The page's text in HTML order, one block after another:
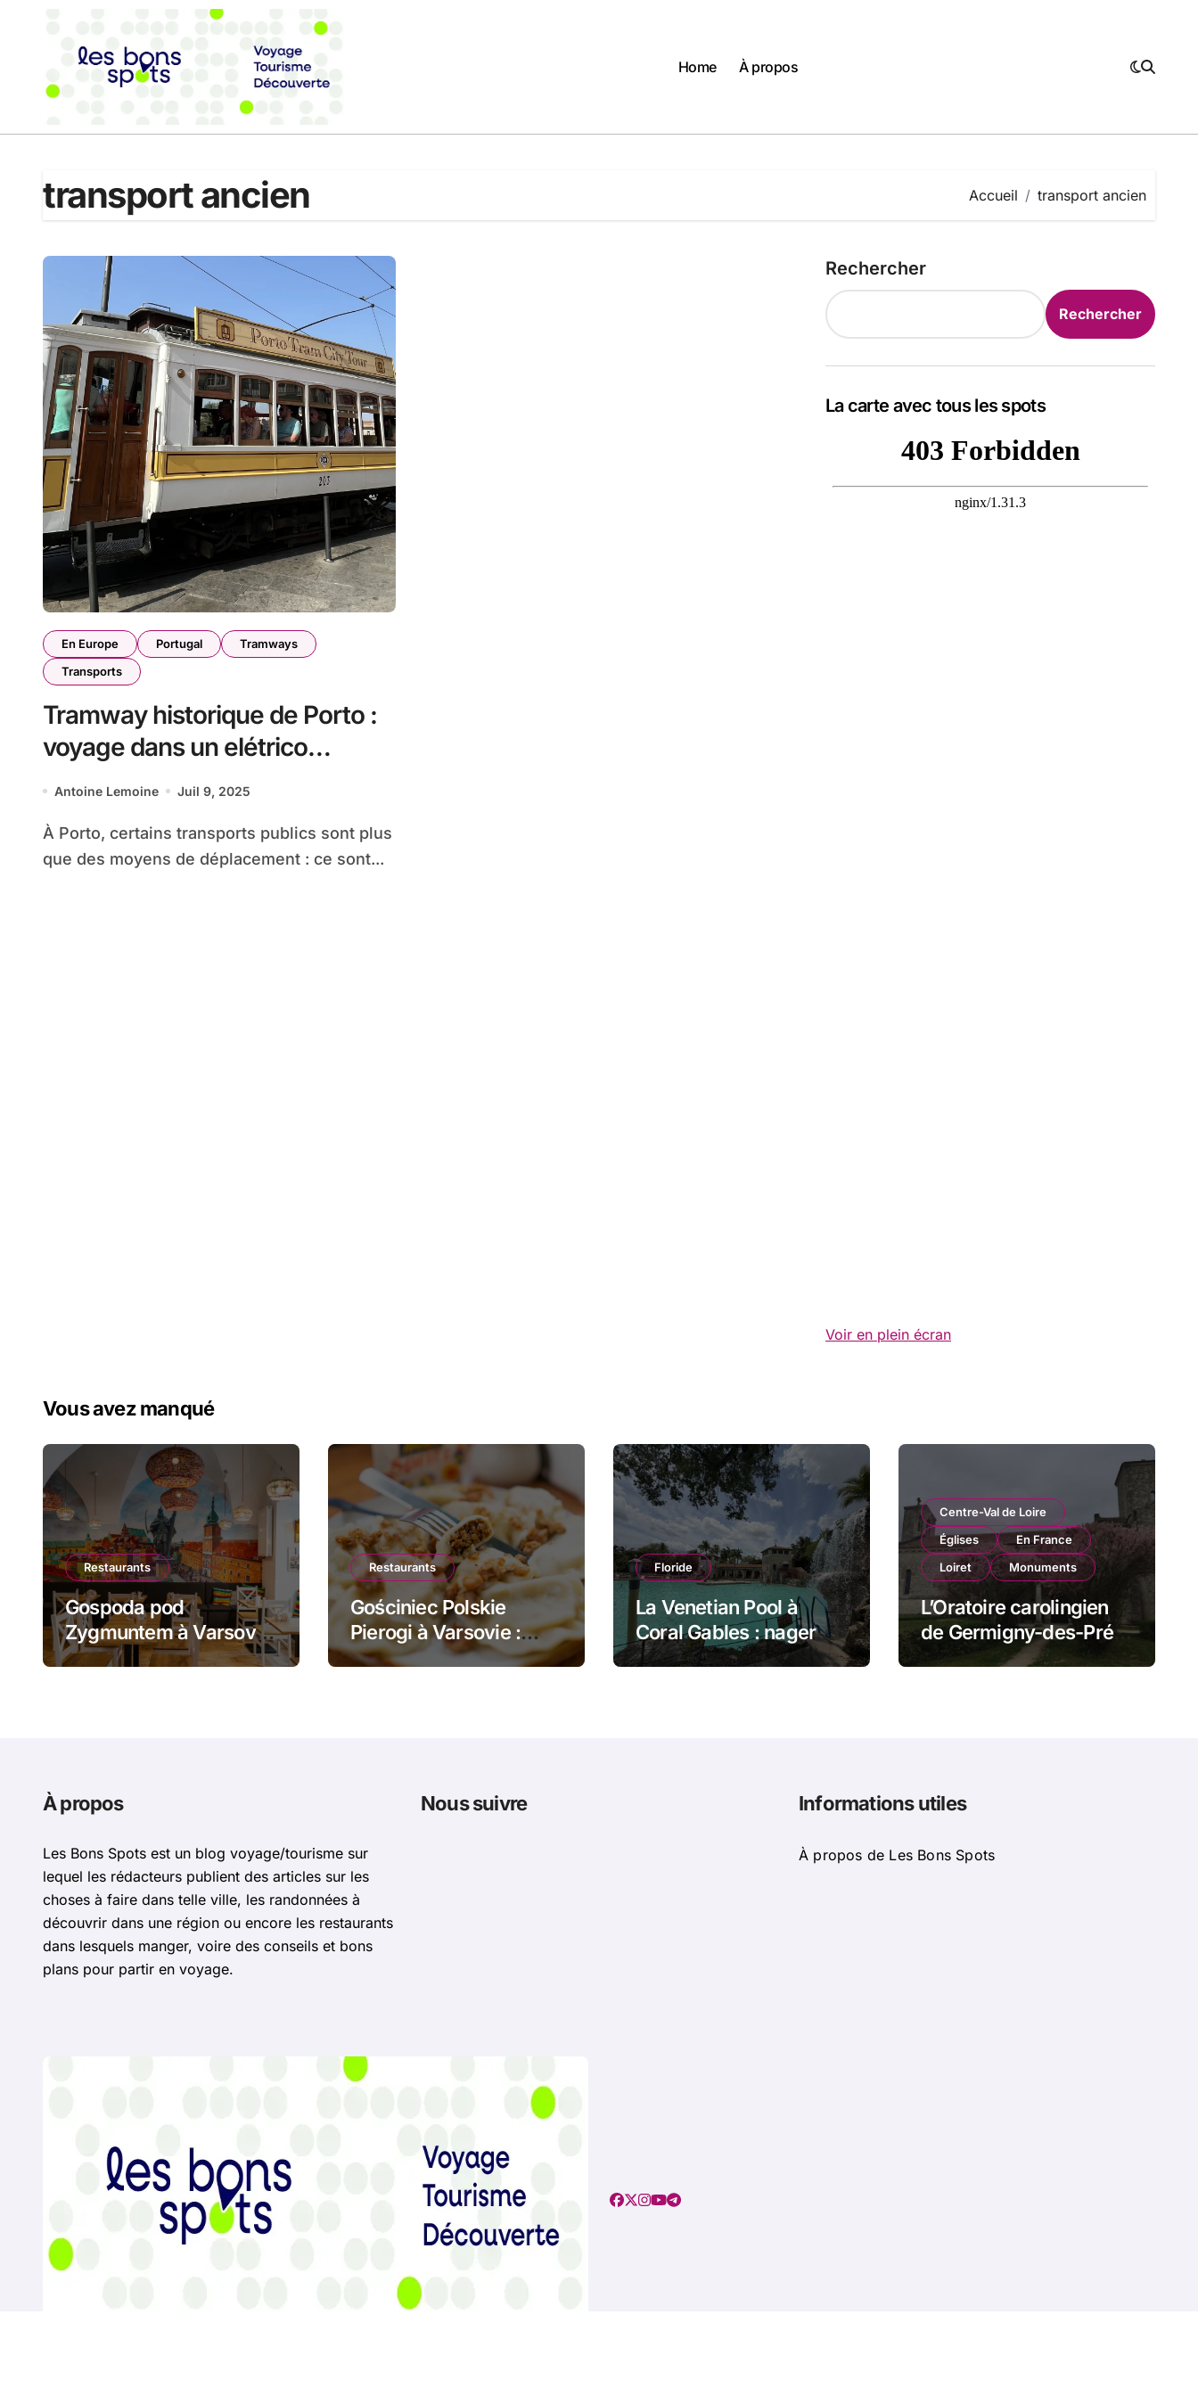
Home
À propos
transport ancien Accueil transport ancien
En Europe Portugal
Tramways
Transports
Tramway historique de Porto :
voyage dans un elétrico
centenaire
Antoine Lemoine Juil 9, 2025
À Porto, certains transports publics sont plus
que des moyens de déplacement : ce sont...
Rechercher
Rechercher
La carte avec tous les spots
Voir en plein écran
Vous avez manqué
Restaurants
Gospoda pod
Zygmuntem à Varsovie
: barszcz aux uszka et
Restaurants
Gościniec Polskie
Pierogi à Varsovie :
żurek dans le pain et
Floride
La Venetian Pool à
Coral Gables : nager
dans un monument
Centre-Val de Loire
Églises
En France
Loiret
Monuments
L’Oratoire carolingien
de Germigny-des-Prés
: cette église renferme
À propos
Les Bons Spots est un blog voyage/tourisme sur
lequel les rédacteurs publient des articles sur les
choses à faire dans telle ville, les randonnées à
découvrir dans une région ou encore les restaurants
dans lesquels manger, voire des conseils et bons
plans pour partir en voyage.
Nous suivre Informations utiles
À propos de Les Bons Spots